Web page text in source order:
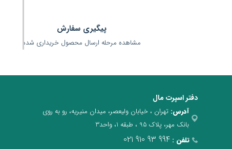
پیگیری سفارش
مشاهده مرحله ارسال محصول خریداری شده
دفتر اسپرت مال
آدرس: تهران ، خیابان ولیعصر، میدان منیریه، رو به روی
بانک مهر، پلاک 95 ، طبقه 1، واحد3
تلفن : 021 910 93 994